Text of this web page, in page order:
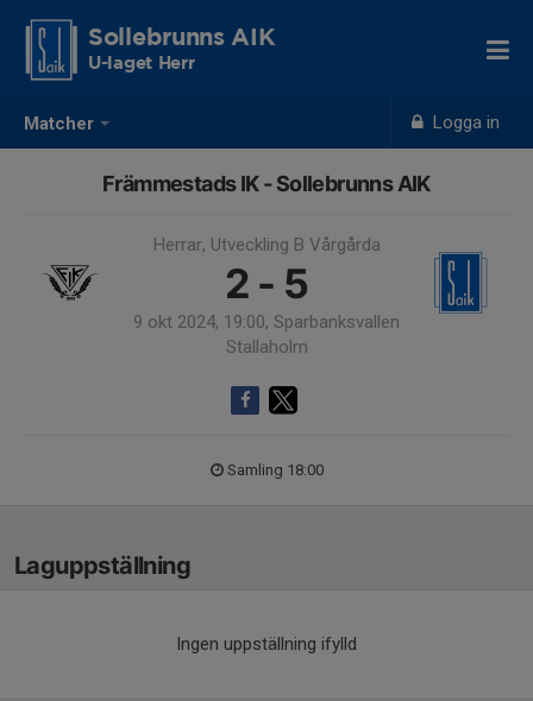
Matcher Logga in
Sollebrunns AIK
U-laget Herr
Främmestads IK - Sollebrunns AIK
Herrar, Utveckling B Vårgårda
2 - 5
9 okt 2024, 19:00, Sparbanksvallen
Stallaholm
Samling 18:00
Laguppställning
Ingen uppställning ifylld